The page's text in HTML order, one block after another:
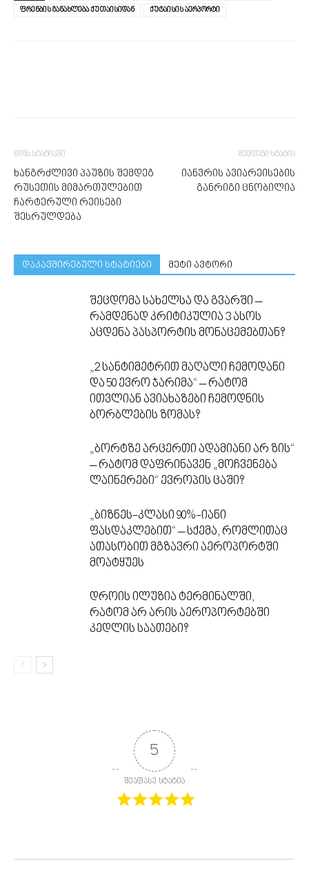
ფრენბის განახლება ქუთაისიდან
ქუტაისის აერპორტი
წინა სტატიაში
ხანგრძლივი პაუზის შემდეგ
რუსეთის მიმართულებით
ჩარტერული რეისები
შესრულდება
შემდეგი სტატია
იანვრის ავიარეისების
განრიგი ცნობილია
დაკავშირებული სტატიები მეტი ავტორი
შეცდომა სახელსა და გვარში –
რამდენად კრიტიკულია 3 ასოს
აცდენა პასპორტის მონაცემებთან?
„2 სანტიმეტრით მაღალი ჩემოდანი
და 50 ევრო ჯარიმა“ – რატომ
ითვლიან ავიახაზები ჩემოდნის
ბორბლების ზომას?
„ბორტზე არცერთი ადამიანი არ ზის“
– რატომ დაფრინავენ „მოჩვენება
ლაინერები“ ევროპის ცაში?
„ბიზნეს-კლასი 90%-იანი
ფასდაკლებით“ – სქემა, რომლითაც
ათასობით მგზავრი აეროპორტში
მოატყუეს
დროის ილუზია ტერმინალში,
რატომ არ არის აეროპორტებში
კედლის საათები?
5
შეაფასე სტატია